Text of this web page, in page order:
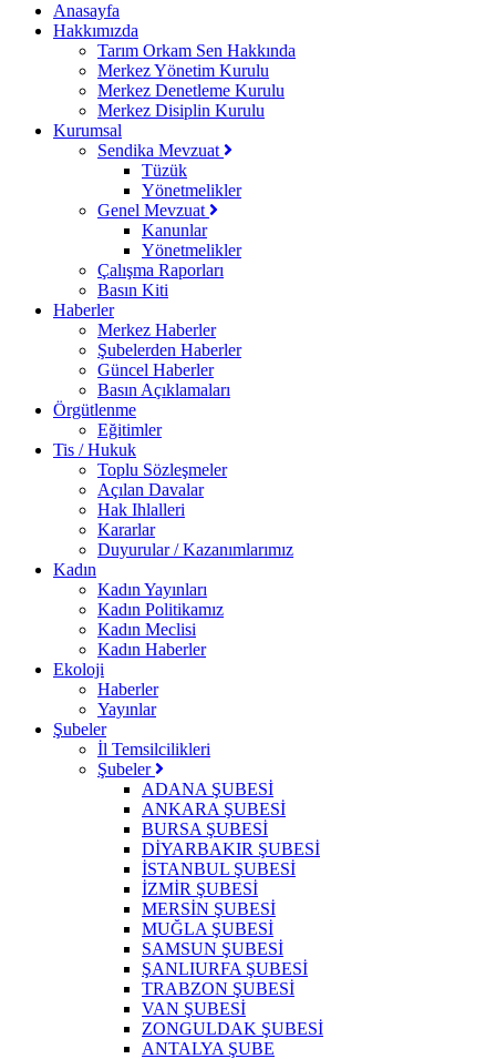
Anasayfa
Hakkımızda
Tarım Orkam Sen Hakkında
Merkez Yönetim Kurulu
Merkez Denetleme Kurulu
Merkez Disiplin Kurulu
Kurumsal
Sendika Mevzuat
Tüzük
Yönetmelikler
Genel Mevzuat
Kanunlar
Yönetmelikler
Çalışma Raporları
Basın Kiti
Haberler
Merkez Haberler
Şubelerden Haberler
Güncel Haberler
Basın Açıklamaları
Örgütlenme
Eğitimler
Tis / Hukuk
Toplu Sözleşmeler
Açılan Davalar
Hak Ihlalleri
Kararlar
Duyurular / Kazanımlarımız
Kadın
Kadın Yayınları
Kadın Politikamız
Kadın Meclisi
Kadın Haberler
Ekoloji
Haberler
Yayınlar
Şubeler
İl Temsilcilikleri
Şubeler
ADANA ŞUBESİ
ANKARA ŞUBESİ
BURSA ŞUBESİ
DİYARBAKIR ŞUBESİ
İSTANBUL ŞUBESİ
İZMİR ŞUBESİ
MERSİN ŞUBESİ
MUĞLA ŞUBESİ
SAMSUN ŞUBESİ
ŞANLIURFA ŞUBESİ
TRABZON ŞUBESİ
VAN ŞUBESİ
ZONGULDAK ŞUBESİ
ANTALYA ŞUBE